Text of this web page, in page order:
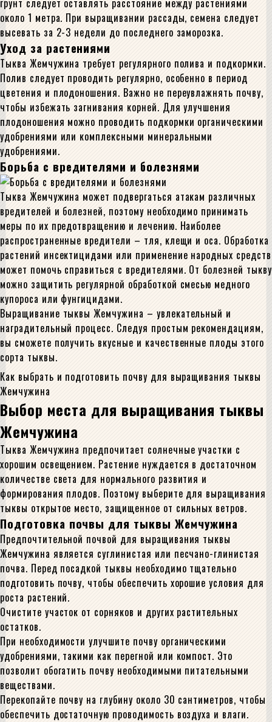
грунт следует оставлять расстояние между растениями
около 1 метра. При выращивании рассады, семена следует
высевать за 2-3 недели до последнего заморозка.
Уход за растениями
Тыква Жемчужина требует регулярного полива и подкормки.
Полив следует проводить регулярно, особенно в период
цветения и плодоношения. Важно не переувлажнять почву,
чтобы избежать загнивания корней. Для улучшения
плодоношения можно проводить подкормки органическими
удобрениями или комплексными минеральными
удобрениями.
Борьба с вредителями и болезнями
Тыква Жемчужина может подвергаться атакам различных
вредителей и болезней, поэтому необходимо принимать
меры по их предотвращению и лечению. Наиболее
распространенные вредители – тля, клещи и оса. Обработка
растений инсектицидами или применение народных средств
может помочь справиться с вредителями. От болезней тыкву
можно защитить регулярной обработкой смесью медного
купороса или фунгицидами.
Выращивание тыквы Жемчужина – увлекательный и
наградительный процесс. Следуя простым рекомендациям,
вы сможете получить вкусные и качественные плоды этого
сорта тыквы.
Как выбрать и подготовить почву для выращивания тыквы
Жемчужина
Выбор места для выращивания тыквы
Жемчужина
Тыква Жемчужина предпочитает солнечные участки с
хорошим освещением. Растение нуждается в достаточном
количестве света для нормального развития и
формирования плодов. Поэтому выберите для выращивания
тыквы открытое место, защищенное от сильных ветров.
Подготовка почвы для тыквы Жемчужина
Предпочтительной почвой для выращивания тыквы
Жемчужина является суглинистая или песчано-глинистая
почва. Перед посадкой тыквы необходимо тщательно
подготовить почву, чтобы обеспечить хорошие условия для
роста растений.
Очистите участок от сорняков и других растительных
остатков.
При необходимости улучшите почву органическими
удобрениями, такими как перегной или компост. Это
позволит обогатить почву необходимыми питательными
веществами.
Перекопайте почву на глубину около 30 сантиметров, чтобы
обеспечить достаточную проводимость воздуха и влаги.